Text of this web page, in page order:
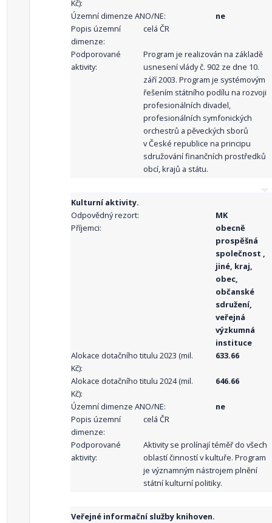
Kč):
Územní dimenze ANO/NE:
ne
Popis územní
dimenze:
celá ČR
Podporované
aktivity:
Program je realizován na základě
usnesení vlády č. 902 ze dne 10.
září 2003. Program je systémovým
řešením státního podílu na rozvoji
profesionálních divadel,
profesionálních symfonických
orchestrů a pěveckých sborů
v České republice na principu
sdružování finančních prostředků
obcí, krajů a státu.
Kulturní aktivity.
Odpovědný rezort:
MK
Příjemci:
obecně
prospěšná
společnost ,
jiné, kraj,
obec,
občanské
sdružení,
veřejná
výzkumná
instituce
Alokace dotačního titulu 2023 (mil.
Kč):
633.66
Alokace dotačního titulu 2024 (mil.
Kč):
646.66
Územní dimenze ANO/NE:
ne
Popis územní
dimenze:
celá ČR
Podporované
aktivity:
Aktivity se prolínají téměř do všech
oblastí činností v kultuře. Program
je významným nástrojem plnění
státní kulturní politiky.
Veřejné informační služby knihoven.